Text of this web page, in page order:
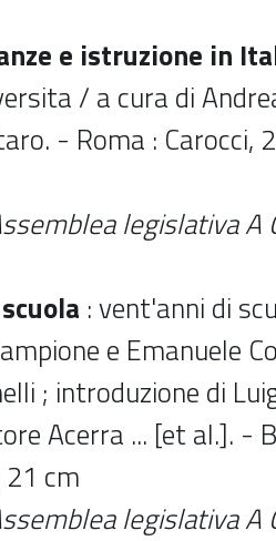
e istruzione in
/ a cura di
- Roma : Carocci,
legislativa A
: vent'anni di
e Emanuele
; introduzione di
Acerra ... [et al.]. -
cm
legislativa A